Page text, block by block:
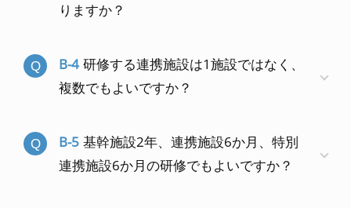
りますか？
B-4 研修する連携施設は1施設ではなく、
複数でもよいですか？
B-5 基幹施設2年、連携施設6か月、特別
連携施設6か月の研修でもよいですか？